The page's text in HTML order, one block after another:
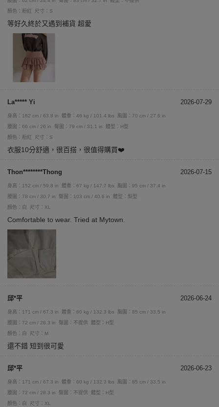
顏色：粉紅
尺寸：S
等好久終於又遇到補貨 超愛
La***** Yi 2026-07-29
身高：162 cm / 63.8 in 體重：46 kg / 101.4 lbs
胸圍：70 cm / 27.6 in
腰圍：66 cm / 26 in
臀圍：79 cm / 31.1 in
體型：H型
顏色：粉紅
尺寸：S
衣服10分舒適，很百搭，很值得購買❤️
Thon********Thong 2026-07-15
身高：152 cm / 59.8 in 體重：67 kg / 147.7 lbs
胸圍：95 cm / 37.4 in
腰圍：78 cm / 30.7 in
臀圍：103 cm / 40.6 in
體型：梨型
顏色：白
尺寸：XL
Comfortable to wear. Tried at Mytown.
邱*平 2026-06-24
身高：171 cm / 67.3 in 體重：60 kg / 132.3 lbs
胸圍：85 cm / 33.5 in
腰圍：72 cm / 28.3 in
臀圍：不提供
體型：H型
顏色：白
尺寸：M
還不錯 短到很可愛
邱*平 2026-06-23
身高：171 cm / 67.3 in 體重：60 kg / 132.3 lbs
胸圍：85 cm / 33.5 in
腰圍：72 cm / 28.3 in
臀圍：不提供
體型：H型
顏色：白
尺寸：XL